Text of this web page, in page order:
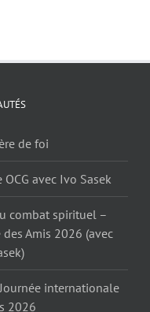
de foi
OCG avec Ivo Sasek
combat spirituel –
Amis 2026 (avec
internationale
2026